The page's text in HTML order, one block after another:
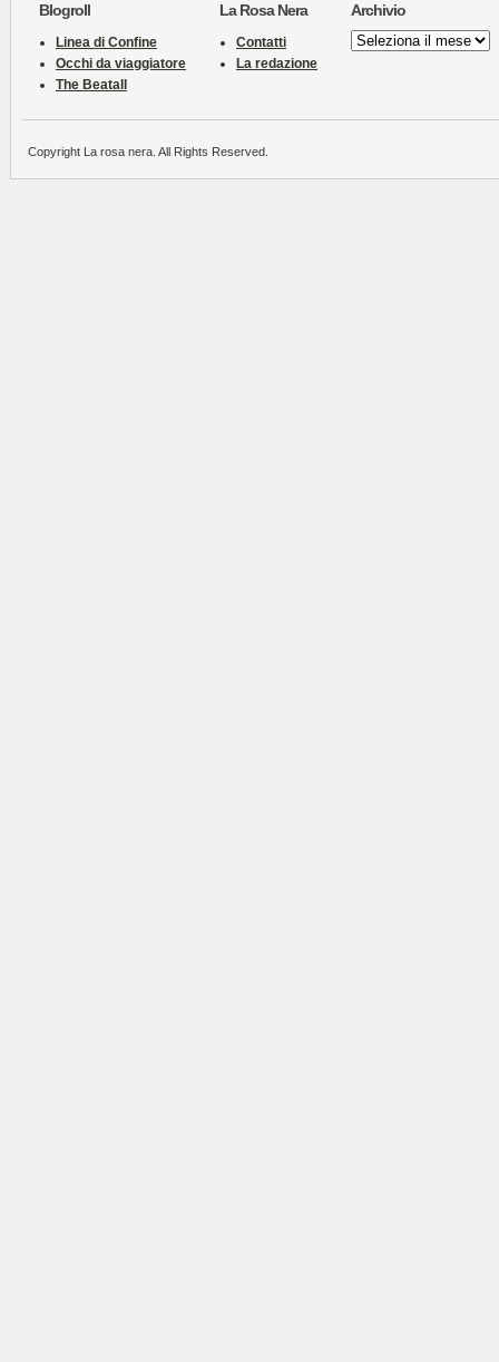
Blogroll
Linea di Confine
Occhi da viaggiatore
The Beatall
La Rosa Nera
Contatti
La redazione
Archivio
Archivio
Copyright La rosa nera. All Rights Reserved.